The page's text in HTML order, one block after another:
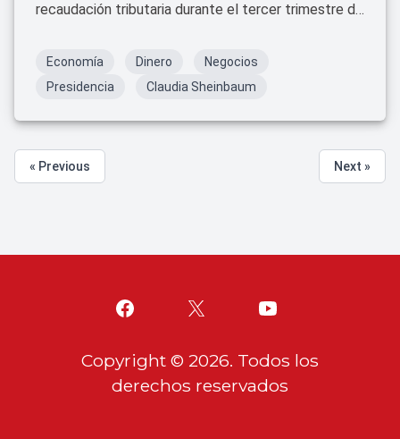
recaudación tributaria durante el tercer trimestre de
Economía Dinero
Negocios
Presidencia
Claudia Sheinbaum
« Previous Next »
Copyright © 2026. Todos los
derechos reservados